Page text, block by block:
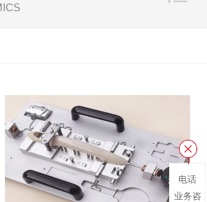
电话
业务咨